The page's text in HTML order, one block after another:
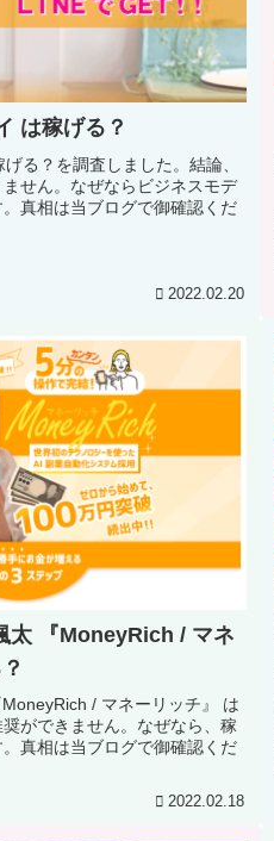
は稼げる？
る？を調査しました。結論、
せん。なぜならビジネスモデ
真相は当ブログで御確認くだ
2022.02.20
ができません。なぜなら、稼
真相は当ブログで御確認くだ
2022.02.18